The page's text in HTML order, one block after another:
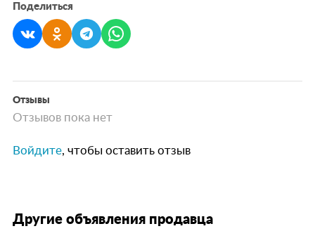
Поделиться
Отзывы
Отзывов пока нет
Войдите, чтобы оставить отзыв
Другие объявления продавца